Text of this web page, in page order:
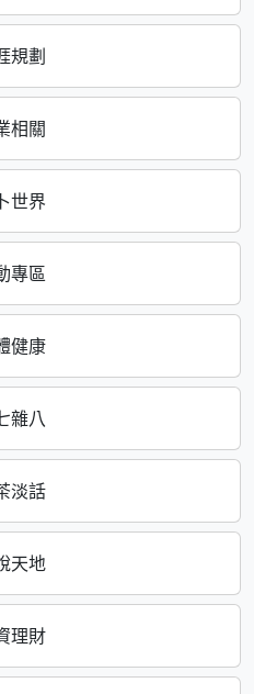
規劃
相關
世界
專區
健康
雜八
淡話
天地
理財